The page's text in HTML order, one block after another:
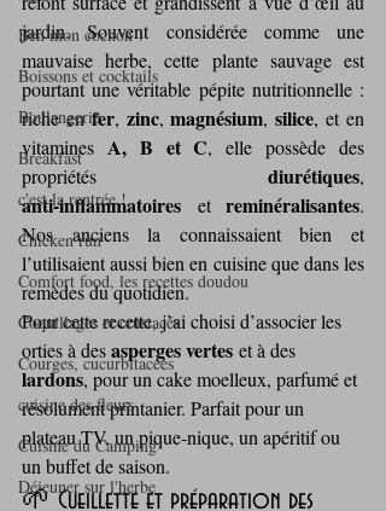
Ben mon cochon !
Boissons et cocktails
Boulangerie
Breakfast
c'est la rentrée !
Chicken run
Comfort food, les recettes doudou
Coquillages et crustacés
Courges, cucurbitacées
cuisine des fleurs
Cuisine du Camping
Déjeuner sur l'herbe
jardin. Souvent considérée comme une
mauvaise herbe, cette plante sauvage est
pourtant une véritable pépite nutritionnelle :
riche en fer, zinc, magnésium, silice, et en
vitamines A, B et C, elle possède des
propriétés diurétiques
anti‑inflammatoires et reminéralisantes.
Nos anciens la connaissaient bien et
l’utilisaient aussi bien en cuisine que dans les
remèdes du quotidien.
Pour cette recette, j’ai choisi d’associer les
orties à des asperges vertes et à des
lardons, pour un cake moelleux, parfumé et
résolument printanier. Parfait pour un
plateau TV, un pique‑nique, un apéritif ou
un buffet de saison.
🌱 Cueillette et préparation des